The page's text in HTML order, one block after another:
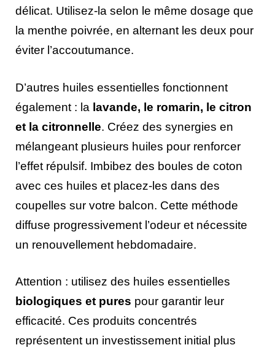
délicat. Utilisez-la selon le même dosage que
la menthe poivrée, en alternant les deux pour
éviter l’accoutumance.
D’autres huiles essentielles fonctionnent
également : la lavande, le romarin, le citron
et la citronnelle. Créez des synergies en
mélangeant plusieurs huiles pour renforcer
l’effet répulsif. Imbibez des boules de coton
avec ces huiles et placez-les dans des
coupelles sur votre balcon. Cette méthode
diffuse progressivement l’odeur et nécessite
un renouvellement hebdomadaire.
Attention : utilisez des huiles essentielles
biologiques et pures pour garantir leur
efficacité. Ces produits concentrés
représentent un investissement initial plus